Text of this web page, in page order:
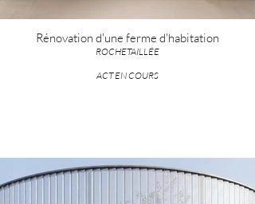
Rénovation d'une ferme d'habitation
ROCHETAILLÉE
ACT EN COURS